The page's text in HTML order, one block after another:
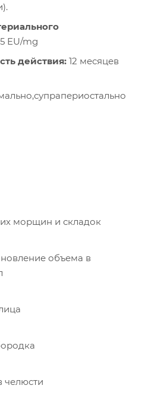
EU/mg
действия: 12 месяцев
морщин и складок
объема в
челюсти